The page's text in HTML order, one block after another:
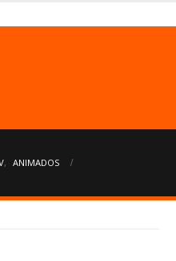
, ANIMADOS